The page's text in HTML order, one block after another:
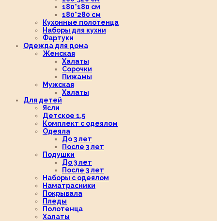
180*180 см
180*280 см
Кухонные полотенца
Наборы для кухни
Фартуки
Одежда для дома
Женская
Халаты
Сорочки
Пижамы
Мужская
Халаты
Для детей
Ясли
Детское 1,5
Комплект с одеялом
Одеяла
До 3 лет
После 3 лет
Подушки
До 3 лет
После 3 лет
Наборы с одеялом
Наматрасники
Покрывала
Пледы
Полотенца
Халаты